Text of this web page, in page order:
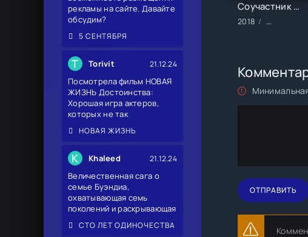
рекламы на сайте. Давайте
обсудим?
5 СЕНТЯБРЯ
T Torivit 21.12.24
Посмотрела фильм НОВАЯ
ЖИЗНЬ Достоинства:
Хорошая игра актеров,
которых не так
НОВАЯ ЖИЗНЬ
K Khaleed 21.12.24
Величественная сага о
семье Буэндиа,
охватывающая семь
поколений и раскрывающая
СТО ЛЕТ ОДИНОЧЕСТВА
Соучастник (1 сезон)
2018 Сериалы/
ОТПРАВИТЬ